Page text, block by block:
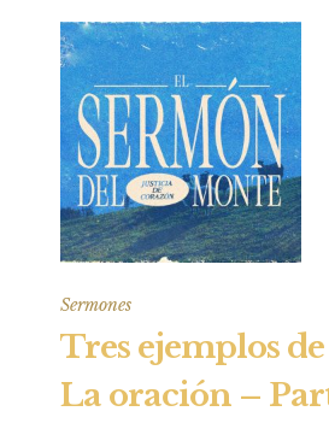
Sermones
Tres ejemplos
La oración –